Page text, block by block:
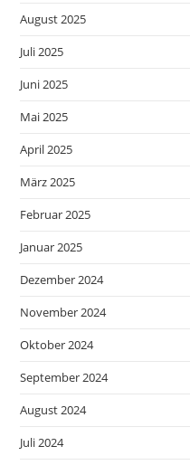
August 2025
Juli 2025
Juni 2025
Mai 2025
April 2025
März 2025
Februar 2025
Januar 2025
Dezember 2024
November 2024
Oktober 2024
September 2024
August 2024
Juli 2024